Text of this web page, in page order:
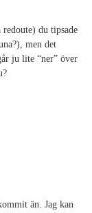
redoute) du tipsade
men det
ju lite “ner” över
än. Jag kan